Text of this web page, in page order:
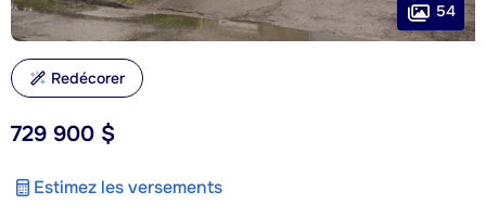
729 900 $
Estimez les versements
54
Redécorer